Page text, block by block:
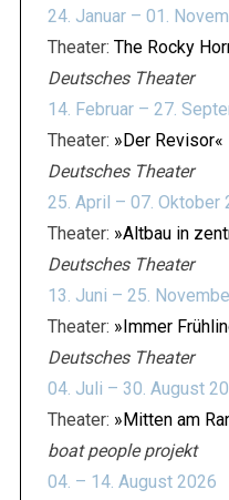
24. Januar – 01.
Theater: The Rocky
Deutsches Theater
14. Februar – 27.
Theater: »Der Revisor«
Deutsches Theater
25. April – 07. Oktober
Theater: »Altbau in
Deutsches Theater
13. Juni – 25.
Theater: »Immer
Deutsches Theater
04. Juli – 30. August
Theater: »Mitten am
boat people projekt
04. – 14. August 2026
S
u